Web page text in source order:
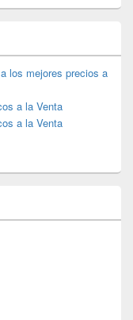
los mejores precios a
a la Venta
a la Venta